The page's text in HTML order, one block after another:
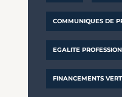
COMMUNIQUES DE
EGALITE
FINANCEMENTS